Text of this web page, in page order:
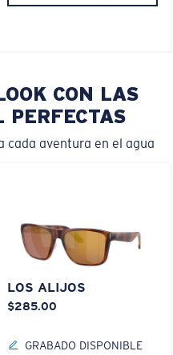
CON LAS
PERFECTAS
cada aventura en el agua
LOS ALIJOS
$285.00
GRABADO DISPONIBLE